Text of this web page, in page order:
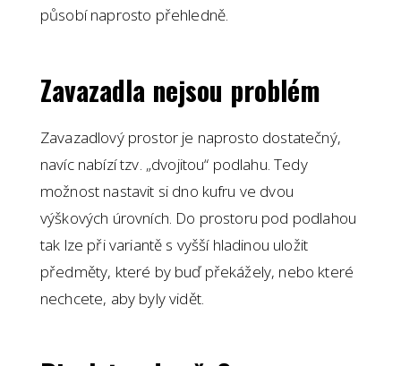
působí naprosto přehledně.
Zavazadla nejsou problém
Zavazadlový prostor je naprosto dostatečný,
navíc nabízí tzv. „dvojitou“ podlahu. Tedy
možnost nastavit si dno kufru ve dvou
výškových úrovních. Do prostoru pod podlahou
tak lze při variantě s vyšší hladinou uložit
předměty, které by buď překážely, nebo které
nechcete, aby byly vidět.